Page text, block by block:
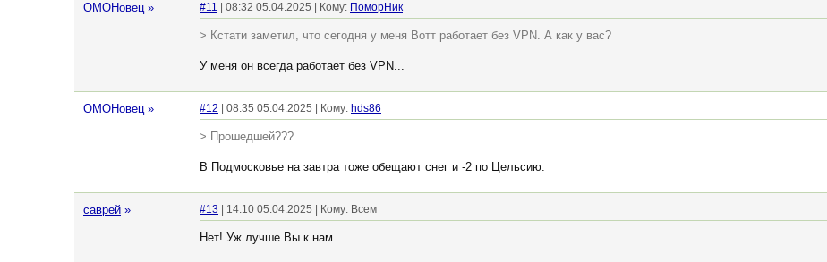
ОМОНовец » #11 | 08:32 05.04.2025 | Кому: ПоморНик
> Кстати заметил, что сегодня у меня Вотт работает без VPN. А как у вас?
У меня он всегда работает без VPN...
ОМОНовец » #12 | 08:35 05.04.2025 | Кому: hds86
> Прошедшей???
В Подмосковье на завтра тоже обещают снег и -2 по Цельсию.
саврей » #13 | 14:10 05.04.2025 | Кому: Всем
Нет! Уж лучше Вы к нам.